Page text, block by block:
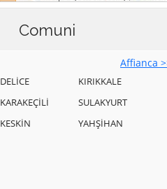
Comuni
Affianca
DELİCE
KARAKEÇİLİ
KESKİN
KIRIKKALE
SULAKYURT
YAHŞİHAN